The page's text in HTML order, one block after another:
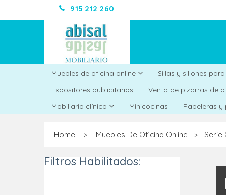
915 212 260
Muebles de oficina online Sillas y sillones
Expositores publicitarios
Venta de pizarras de
Mobiliario clínico
Minicocinas Papeleras y
Home > Muebles De Oficina Online > Serie
Filtros Habilitados: